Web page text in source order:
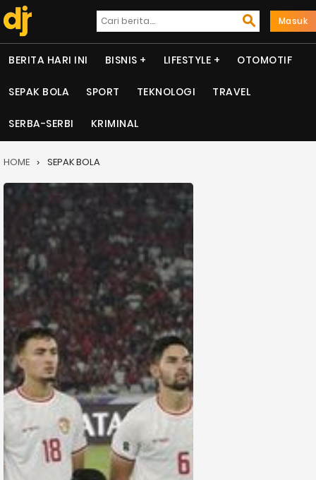
Masuk
BERITA HARI INI BISNIS LIFESTYLE OTOMOTIF
SEPAK BOLA SPORT TEKNOLOGI TRAVEL
SERBA-SERBI KRIMINAL
HOME SEPAK BOLA